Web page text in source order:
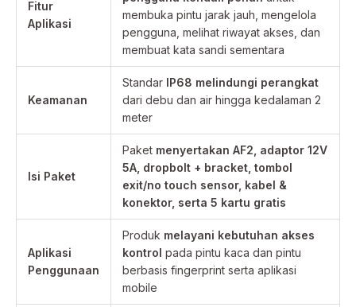
Fitur
Aplikasi
membuka pintu jarak jauh, mengelola
pengguna, melihat riwayat akses, dan
membuat kata sandi sementara
Keamanan
Standar IP68 melindungi perangkat
dari debu dan air hingga kedalaman 2
meter
Isi Paket
Paket menyertakan AF2, adaptor 12V
5A, dropbolt + bracket, tombol
exit/no touch sensor, kabel &
konektor, serta 5 kartu gratis
Aplikasi
Penggunaan
Produk melayani kebutuhan akses
kontrol pada pintu kaca dan pintu
berbasis fingerprint serta aplikasi
mobile